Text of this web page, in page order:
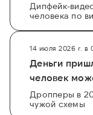
Дипфейк-
человека по
14 июля 2026 г. в
Деньги
человек
Дропперы в
чужой схемы